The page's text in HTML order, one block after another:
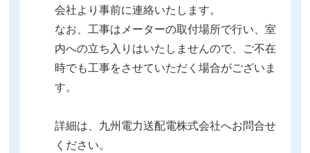
会社より事前に連絡いたします。
なお、工事はメーターの取付場所で行い、室
内への立ち入りはいたしませんので、ご不在
時でも工事をさせていただく場合がございま
す。
詳細は、九州電力送配電株式会社へお問合せ
ください。